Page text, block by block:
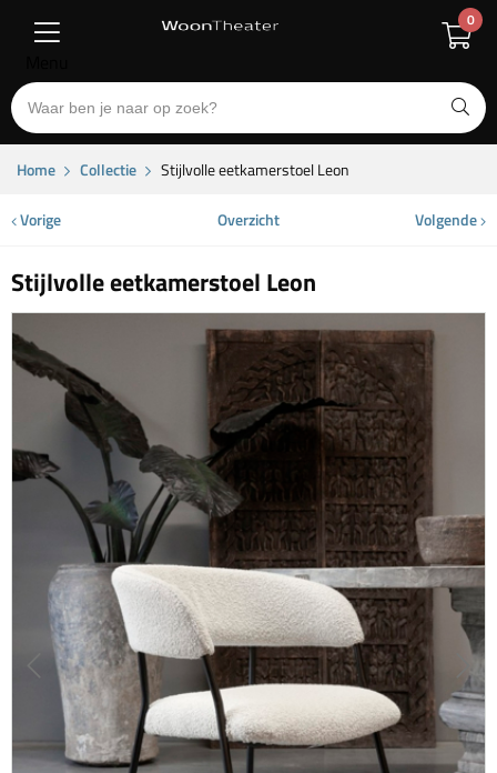
0
Home Collectie Stijlvolle eetkamerstoel Leon
Vorige Overzicht Volgende
Stijlvolle eetkamerstoel Leon